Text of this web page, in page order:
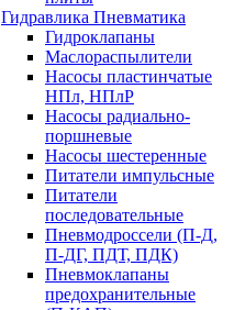
Гидравлика Пневматика
Гидроклапаны
Маслораспылители
Насосы пластинчатые
НПл, НПлР
Насосы радиально-
поршневые
Насосы шестеренные
Питатели импульсные
Питатели
последовательные
Пневмодроссели (П-Д,
П-ДГ, ПДТ, ПДК)
Пневмоклапаны
предохранительные